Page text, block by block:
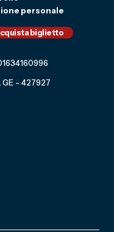
personale
biglietto
GE - 427927